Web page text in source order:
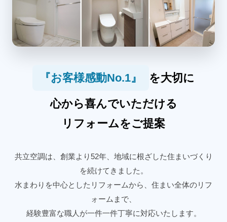
『お客様感動No.1』 を大切に
心から喜んでいただける
リフォームをご提案
共立空調は、創業より52年、地域に根ざした住まいづくり
を続けてきました。
水まわりを中心としたリフォームから、住まい全体のリフ
ォームまで、
経験豊富な職人が一件一件丁寧に対応いたします。